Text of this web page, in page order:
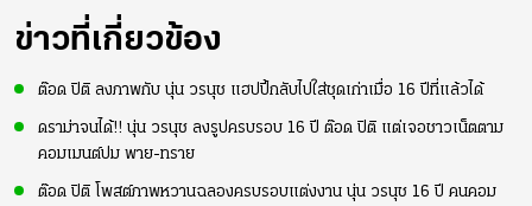
ข่าวที่เกี่ยวข้อง
ต๊อด ปิติ ลงภาพกับ นุ่น วรนุช แฮปปี้กลับไปใส่ชุดเก่าเมื่อ 16 ปีที่แล้วได้
ดราม่าจนได้!! นุ่น วรนุช ลงรูปครบรอบ 16 ปี ต๊อด ปิติ แต่เจอชาวเน็ตตาม
คอมเมนต์ปม พาย-ทราย
ต๊อด ปิติ โพสต์ภาพหวานฉลองครบรอบแต่งงาน นุ่น วรนุช 16 ปี คนคอม